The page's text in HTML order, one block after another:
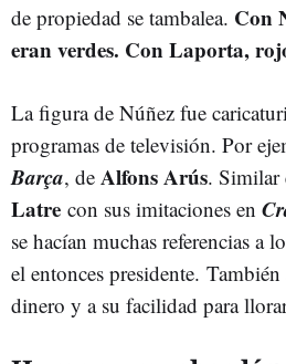
de propiedad se tambalea. Con
eran verdes. Con Laporta,
La figura de Núñez fue
programas de televisión. Por
Barça, de AlfonsArús. Similar
Latre con sus imitaciones en
se hacían muchas referencias a
el entonces presidente.
dinero y a su facilidad para